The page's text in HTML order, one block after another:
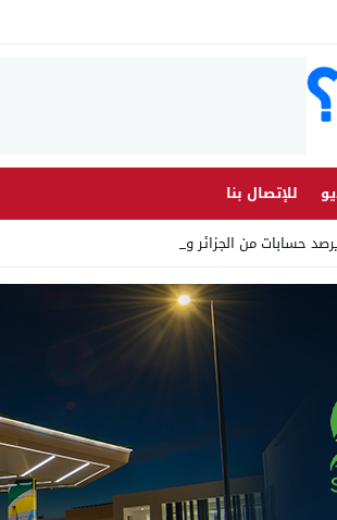
للإتصال بنا
حسابات من الجزائر وأرقاما بـ _